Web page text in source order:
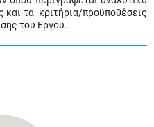
και τα κριτήρια/προϋποθέσεις
του Έργου.